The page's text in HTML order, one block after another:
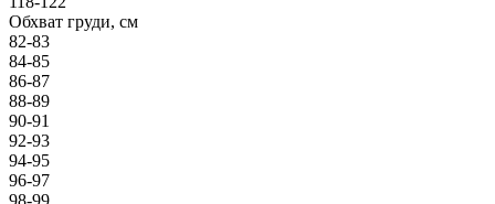
Обхват груди, см
82-83
84-85
86-87
88-89
90-91
92-93
94-95
96-97
98-99